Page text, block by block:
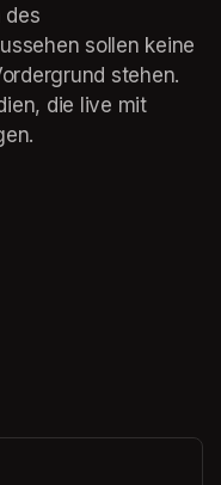
des
sollen keine
stehen.
die live mit